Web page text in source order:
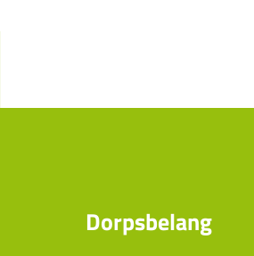
Dorpsbelang